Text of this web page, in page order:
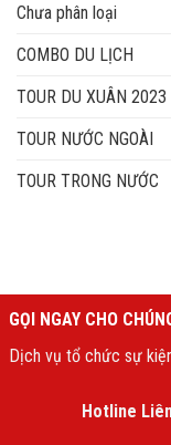
Chưa phân loại
COMBO DU LỊCH
TOUR DU XUÂN 2023
TOUR NƯỚC NGOÀI
TOUR TRONG NƯỚC
GỌI NGAY CHO
Dịch vụ tổ chức sự
Hotline